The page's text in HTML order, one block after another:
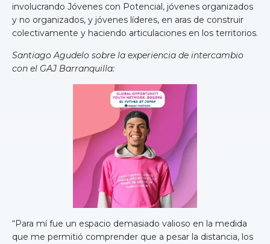
involucrando Jóvenes con Potencial, jóvenes organizados
y no organizados, y jóvenes líderes, en aras de construir
colectivamente y haciendo articulaciones en los territorios.
Santiago Agudelo sobre la experiencia de intercambio
con el GAJ Barranquilla:
“Para mí fue un espacio demasiado valioso en la medida
que me permitió comprender que a pesar la distancia, los